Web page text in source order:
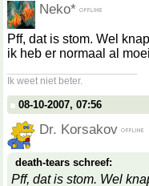
Neko*
Pff, dat is stom. Wel
ik heb er normaal al
Ik weet niet beter.
08-10-2007, 07:56
Dr. Korsakov
death-tears schreef:
Pff, dat is stom. Wel